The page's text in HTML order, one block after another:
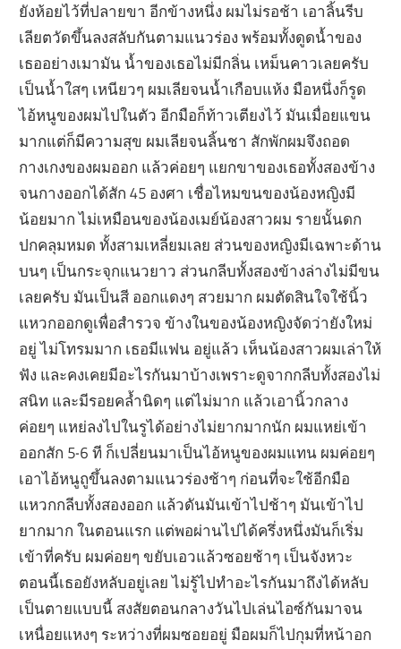
ยังห้อยไว้ที่ปลายขา อีกข้างหนึ่ง ผมไม่รอช้า เอาลิ้นรีบ
เลียตวัดขึ้นลงสลับกันตามแนวร่อง พร้อมทั้งดูดน้ำของ
เธออย่างเมามัน น้ำของเธอไม่มีกลิ่น เหม็นคาวเลยครับ
เป็นน้ำใสๆ เหนียวๆ ผมเลียจนน้ำเกือบแห้ง มือหนึ่งก็รูด
ไอ้หนูของผมไปในตัว อีกมือก็ท้าวเตียงไว้ มันเมื่อยแขน
มากแต่ก็มีความสุข ผมเลียจนลิ้นชา สักพักผมจึงถอด
กางเกงของผมออก แล้วค่อยๆ แยกขาของเธอทั้งสองข้าง
จนกางออกได้สัก 45 องศา เชื่อไหมขนของน้องหญิงมี
น้อยมาก ไม่เหมือนของน้องเมย์น้องสาวผม รายนั้นดก
ปกคลุมหมด ทั้งสามเหลี่ยมเลย ส่วนของหญิงมีเฉพาะด้าน
บนๆ เป็นกระจุกแนวยาว ส่วนกลีบทั้งสองข้างล่างไม่มีขน
เลยครับ มันเป็นสี ออกแดงๆ สวยมาก ผมตัดสินใจใช้นิ้ว
แหวกออกดูเพื่อสำรวจ ข้างในของน้องหญิงจัดว่ายังใหม่
อยู่ ไม่โทรมมาก เธอมีแฟน อยู่แล้ว เห็นน้องสาวผมเล่าให้
ฟัง และคงเคยมีอะไรกันมาบ้างเพราะดูจากกลีบทั้งสองไม่
สนิท และมีรอยคล้ำนิดๆ แต่ไม่มาก แล้วเอานิ้วกลาง
ค่อยๆ แหย่ลงไปในรูได้อย่างไม่ยากมากนัก ผมแหย่เข้า
ออกสัก 5-6 ที ก็เปลี่ยนมาเป็นไอ้หนูของผมแทน ผมค่อยๆ
เอาไอ้หนูถูขึ้นลงตามแนวร่องช้าๆ ก่อนที่จะใช้อีกมือ
แหวกกลีบทั้งสองออก แล้วดันมันเข้าไปช้าๆ มันเข้าไป
ยากมาก ในตอนแรก แต่พอผ่านไปได้ครึ่งหนึ่งมันก็เริ่ม
เข้าที่ครับ ผมค่อยๆ ขยับเอวแล้วซอยช้าๆ เป็นจังหวะ
ตอนนี้เธอยังหลับอยู่เลย ไม่รู้ไปทำอะไรกันมาถึงได้หลับ
เป็นตายแบบนี้ สงสัยตอนกลางวันไปเล่นไอซ์กันมาจน
เหนื่อยแหงๆ ระหว่างที่ผมซอยอยู่ มือผมก็ไปกุมที่หน้าอก